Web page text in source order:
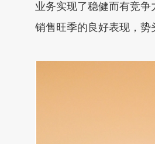
业务实现了稳健而有竞
销售旺季的良好表现，势